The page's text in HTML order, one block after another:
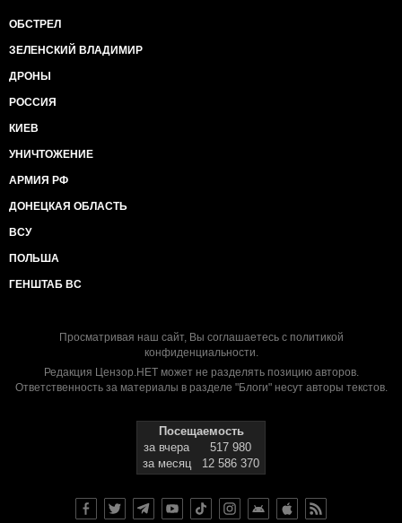
ОБСТРЕЛ
ЗЕЛЕНСКИЙ ВЛАДИМИР
ДРОНЫ
РОССИЯ
КИЕВ
УНИЧТОЖЕНИЕ
АРМИЯ РФ
ДОНЕЦКАЯ ОБЛАСТЬ
ВСУ
ПОЛЬША
ГЕНШТАБ ВС
Просматривая наш сайт, Вы соглашаетесь с политикой
конфиденциальности.
Редакция Цензор.НЕТ может не разделять позицию авторов.
Ответственность за материалы в разделе "Блоги" несут авторы текстов.
Посещаемость
за вчера
517 980
за месяц
12 586 370